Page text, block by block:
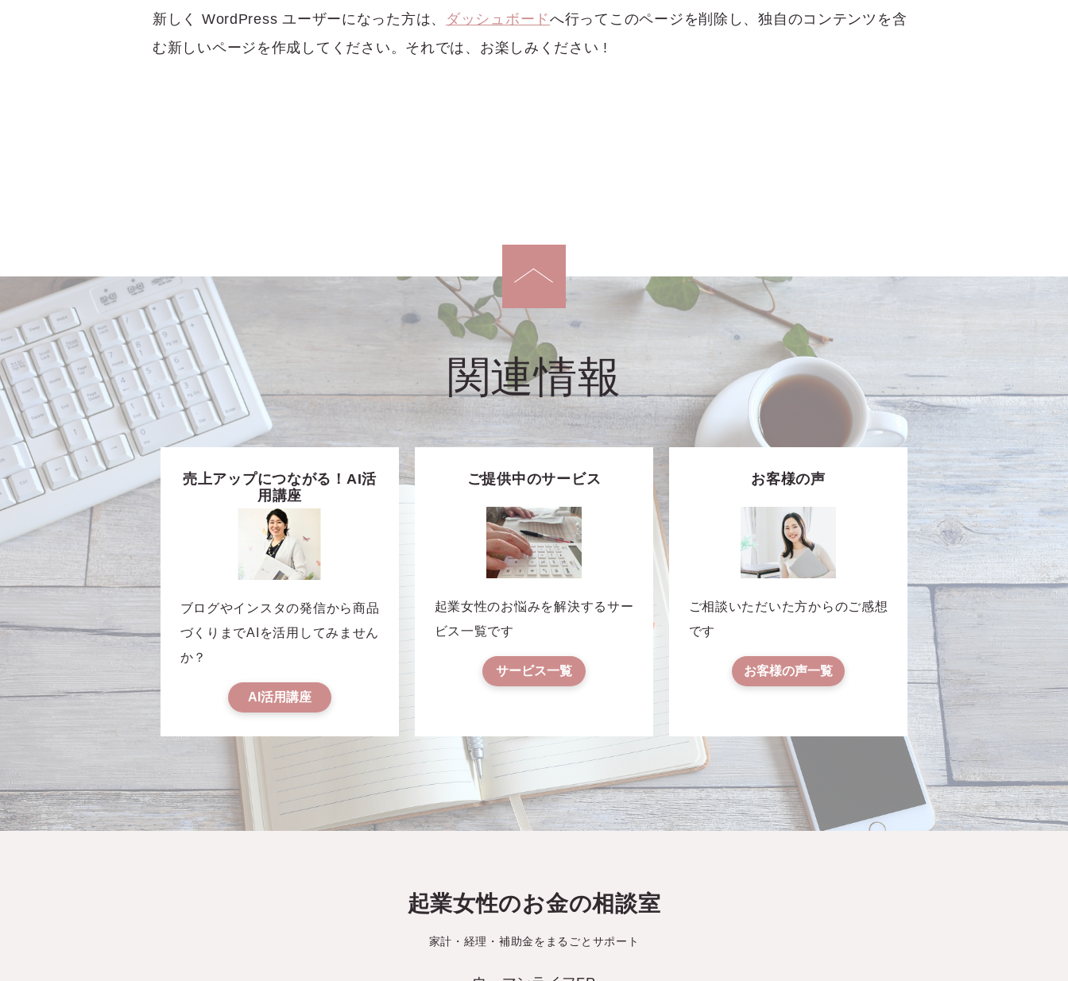
新しく WordPress ユーザーになった方は、 ダッシュボードへ行ってこのページを削除し、独自のコンテンツを含
む新しいページを作成してください。それでは、お楽しみください !
関連情報
売上アップにつながる！AI活
用講座
ブログやインスタの発信から商品
づくりまでAIを活用してみません
か？
AI活用講座
ご提供中のサービス
起業女性のお悩みを解決するサー
ビス一覧です
サービス一覧
お客様の声
ご相談いただいた方からのご感想
です
お客様の声一覧
起業女性のお金の相談室
家計・経理・補助金をまるごとサポート